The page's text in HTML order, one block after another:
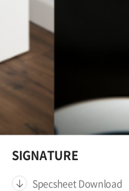
SIGNATURE
Specsheet Download